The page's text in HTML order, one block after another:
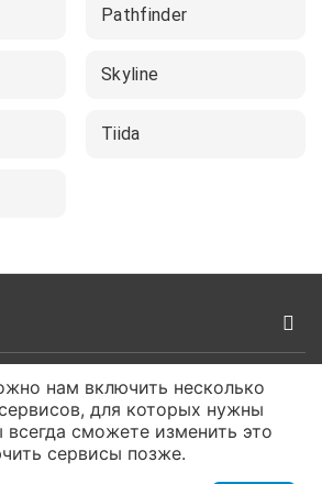
Pathfinder
Skyline
Tiida
нам включить несколько
для которых нужны
сможете изменить это
сервисы позже.